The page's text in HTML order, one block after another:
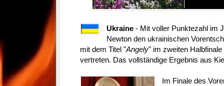
Ukraine - Mit voller Punktezahl im
Newton den ukrainischen
mit dem Titel "Angely" im zweiten
vertreten. Das vollständige Ergebnis aus
Im Finale des